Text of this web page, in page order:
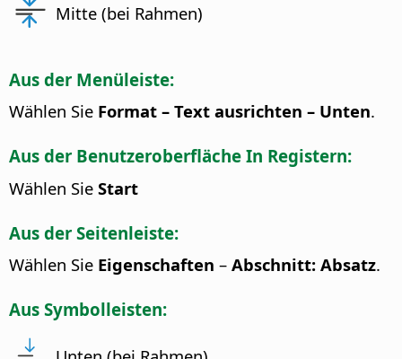
Mitte (bei Rahmen)
Aus der Menüleiste:
Wählen Sie Format – Text ausrichten – Unten.
Aus der Benutzeroberfläche In Registern:
Wählen Sie Start
Aus der Seitenleiste:
Wählen Sie Eigenschaften – Abschnitt: Absatz.
Aus Symbolleisten: